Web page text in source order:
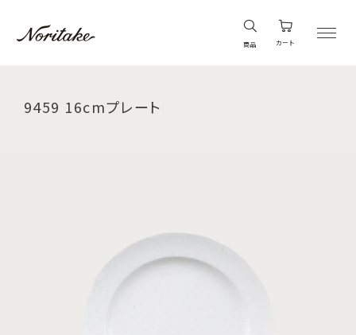
商品 カート
9459 16cmプレート